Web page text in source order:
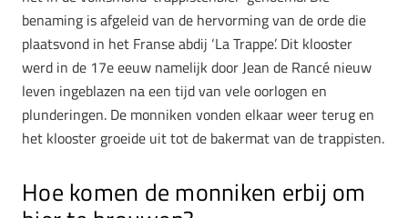
benaming is afgeleid van de hervorming van de orde die
plaatsvond in het Franse abdij ‘La Trappe’. Dit klooster
werd in de 17e eeuw namelijk door Jean de Rancé nieuw
leven ingeblazen na een tijd van vele oorlogen en
plunderingen. De monniken vonden elkaar weer terug en
het klooster groeide uit tot de bakermat van de trappisten.
Hoe komen de monniken erbij om